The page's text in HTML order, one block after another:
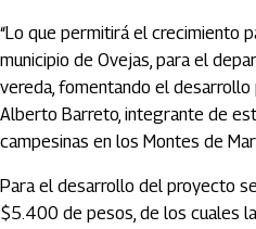
“Lo que permitirá el crecimiento
municipio de Ovejas, para el
vereda, fomentando el desarrollo
Alberto Barreto, integrante de
campesinas en los Montes de
Para el desarrollo del proyecto
$5.400 de pesos, de los cuales